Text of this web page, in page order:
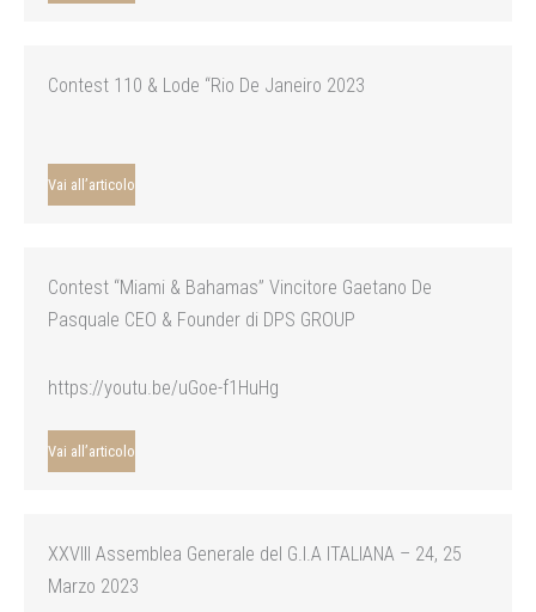
Contest 110 & Lode “Rio De Janeiro 2023
Vai all’articolo
Contest “Miami & Bahamas” Vincitore Gaetano De
Pasquale CEO & Founder di DPS GROUP
https://youtu.be/uGoe-f1HuHg
Vai all’articolo
XXVIII Assemblea Generale del G.I.A ITALIANA – 24, 25
Marzo 2023